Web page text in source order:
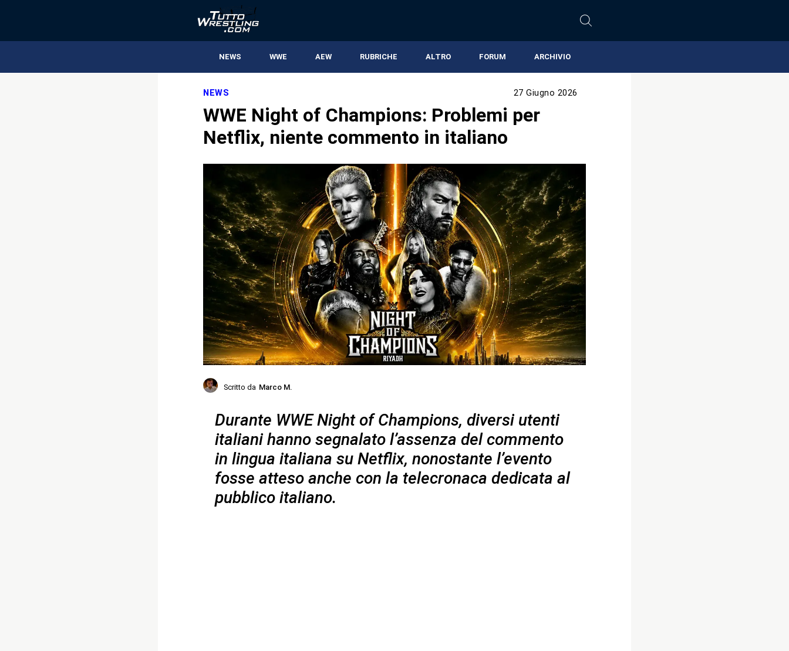
NEWS WWE AEW RUBRICHE ALTRO FORUM ARCHIVIO
NEWS 27 Giugno 2026
WWE Night of Champions: Problemi per
Netflix, niente commento in italiano
Scritto da Marco M.
Durante WWE Night of Champions, diversi utenti
italiani hanno segnalato l’assenza del commento
in lingua italiana su Netflix, nonostante l’evento
fosse atteso anche con la telecronaca dedicata al
pubblico italiano.